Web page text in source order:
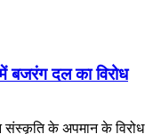
दल का विरोध
संस्कृति के अपमान के विरोध